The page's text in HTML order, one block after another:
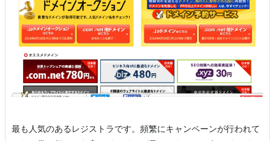
最も人気のあるレジストラです。頻繁にキャンペーンが行われて